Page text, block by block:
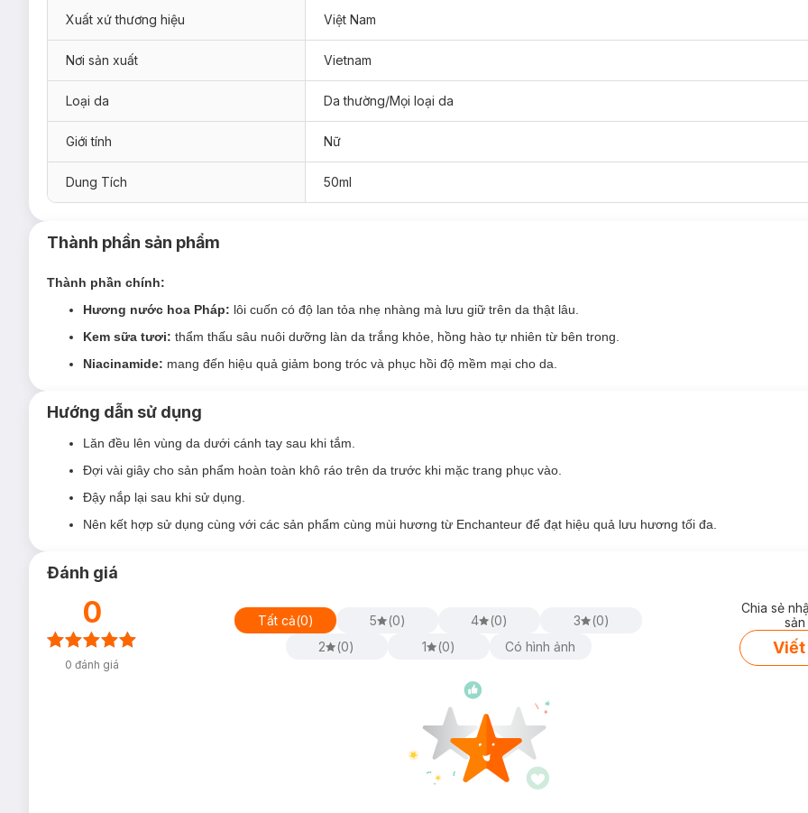
Xuất xứ thương hiệu Việt Nam
Nơi sản xuất Vietnam
Loại da Da thường/Mọi loại da
Giới tính Nữ
Dung Tích 50ml
Thành phần sản phẩm
Thành phần chính:
Hương nước hoa Pháp: lôi cuốn có độ lan tỏa nhẹ nhàng mà lưu giữ trên da thật lâu.
Kem sữa tươi: thẩm thấu sâu nuôi dưỡng làn da trắng khỏe, hồng hào tự nhiên từ bên trong.
Niacinamide: mang đến hiệu quả giảm bong tróc và phục hồi độ mềm mại cho da.
Hướng dẫn sử dụng
Lăn đều lên vùng da dưới cánh tay sau khi tắm.
Đợi vài giây cho sản phẩm hoàn toàn khô ráo trên da trước khi mặc trang phục vào.
Đậy nắp lại sau khi sử dụng.
Nên kết hợp sử dụng cùng với các sản phẩm cùng mùi hương từ Enchanteur để đạt hiệu quả lưu hương tối đa.
Đánh giá
0
0 đánh giá
Tất cả(0) 5 (0) 4 (0) 3 (0)
2
(0) 1 (0) Có hình ảnh
Chia sẻ
Viết